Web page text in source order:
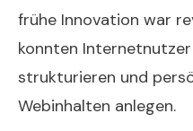
frühe Innovation war
konnten
strukturieren und
Webinhalten anlegen.